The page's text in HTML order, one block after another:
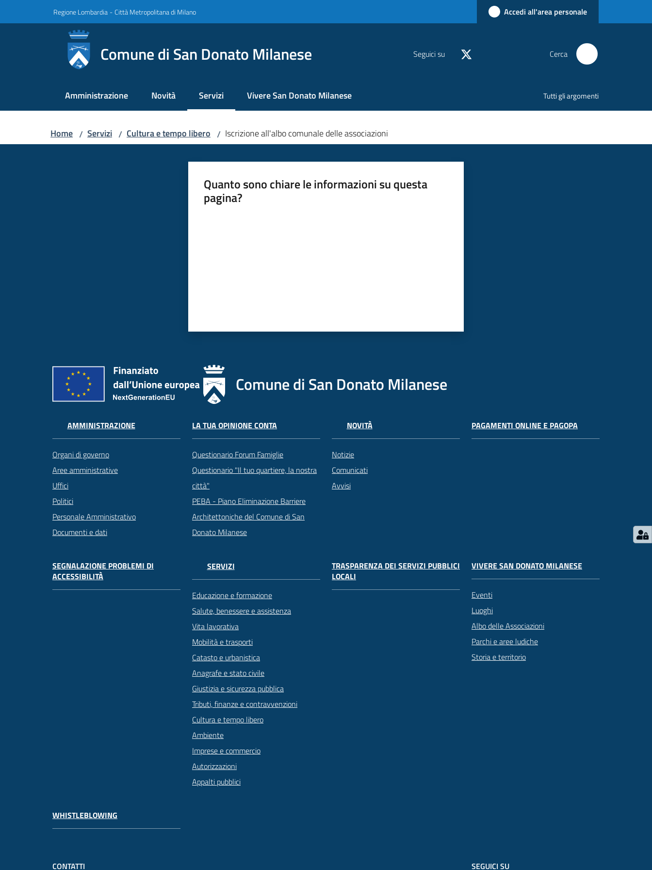
Regione Lombardia -Città Metropolitana di Milano Accedi all'area personale
Comune di San Donato Milanese Seguici su Cerca
Amministrazione Novità Servizi
Menu selezionatoVivere San Donato Milanese Tutti gli argomenti
Home / Servizi / Cultura e tempo libero / Iscrizione all'albo comunale delle associazioni
Quanto sono chiare le informazioni su questa
pagina?
Comune di San Donato Milanese
AMMINISTRAZIONE
Organi di governo
Aree amministrative
Uffici
Politici
Personale Amministrativo
Documenti e dati
LA TUA OPINIONE CONTA
Questionario Forum Famiglie
Questionario "Il tuo quartiere, la nostra
città"
PEBA - Piano Eliminazione Barriere
Architettoniche del Comune di San
Donato Milanese
NOVITÀ
Notizie
Comunicati
Avvisi
PAGAMENTI ONLINE E PAGOPA
SEGNALAZIONE PROBLEMI DI
ACCESSIBILITÀ
SERVIZI
Educazione e formazione
Salute, benessere e assistenza
Vita lavorativa
Mobilità e trasporti
Catasto e urbanistica
Anagrafe e stato civile
Giustizia e sicurezza pubblica
Tributi, finanze e contravvenzioni
Cultura e tempo libero
Ambiente
Imprese e commercio
Autorizzazioni
Appalti pubblici
TRASPARENZA DEI SERVIZI PUBBLICI
LOCALI
VIVERE SAN DONATO MILANESE
Eventi
Luoghi
Albo delle Associazioni
Parchi e aree ludiche
Storia e territorio
WHISTLEBLOWING
CONTATTI SEGUICI SU